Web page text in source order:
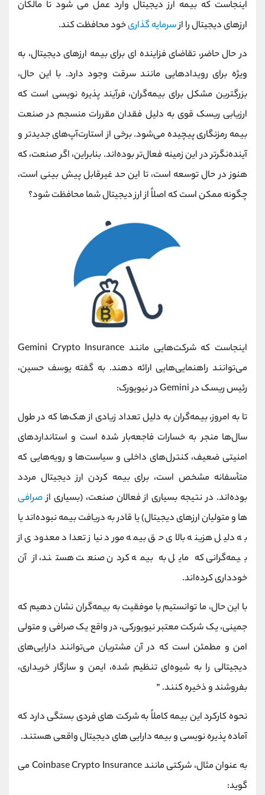
اینجاست که بیمه ارز دیجیتال وارد عمل می شود تا مالکان
ارزهای دیجیتال را ازسرمایه گذاریخود محافظت کند.
در حال حاضر، تقاضای فزاینده ای برای بیمه ارزهای دیجیتال، به
ویژه برای رویدادهایی مانند سرقت وجود دارد. با این حال،
بزرگترین مشکل برای بیمه‌گران، فرآیند پذیره ‌نویسی است که
ارزیابی ریسک قوی به دلیل فقدان مقررات منسجم در صنعت
بیمه رمزنگاری پیچیده می‌شود. برخی از استارت‌آپ‌های جدیدتر و
آینده‌نگرتر در این زمینه فعال‌تر بوده‌اند. بنابراین، اگر صنعت، که
هنوز در حال توسعه است، تا این حد غیرقابل پیش بینی است،
چگونه ممکن است که اصلاً از ارز دیجیتال شما محافظت شود؟
اینجاست که شرکت‌هایی مانند Gemini Crypto Insurance
می‌توانند راهنمایی‌هایی ارائه دهند. به گفته یوسف حسین،
رئیس ریسک در Gemini در نیویورک:
تا به امروز، بیمه‌گران به دلیل تعداد زیادی از هک‌ها که در طول
سال‌ها منجر به خسارات فاجعه‌بار شده است و استانداردهای
امنیتی ضعیف، کنترل‌های داخلی و سیاست‌ها و رویه‌هایی که
متأسفانه مشخص است، برای بیمه کردن ارز دیجیتال مردد
بوده‌اند. در نتیجه بسیاری از فعالان صنعت، (بسیاری ازصرافی‌
ها و متولیان ارزهای دیجیتال) یا قادر به دریافت بیمه نبوده‌اند یا
به دلیل هزینه بالای حق بیمه مورد نیاز تعداد معدودی از
بیمه‌گرانی که مایل به بیمه کردن صنعت هستند، از آن
خودداری کرده‌اند.
با این حال، ما توانستیم با موفقیت به بیمه‌گران نشان دهیم که
جمینی، یک شرکت معتبر نیویورکی، در واقع یک صرافی و متولی
امن و مطمئن است که در آن مشتریان می‌توانند دارایی‌های
دیجیتالی را به شیوه‌ای تنظیم‌ شده، ایمن و سازگار خریداری،
بفروشند و ذخیره کنند. ”
نحوه کارکرد این بیمه کاملاً به شرکت های فردی بستگی دارد که
آماده پذیره نویسی و بیمه دارایی های دیجیتال واقعی هستند.
به عنوان مثال، شرکتی مانند Coinbase Crypto Insurance می
گوید: